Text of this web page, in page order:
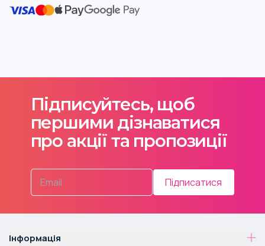
Підписуйтесь, щоб
першими дізнаватися
про акції та пропозиції
Підписатися
Інформація